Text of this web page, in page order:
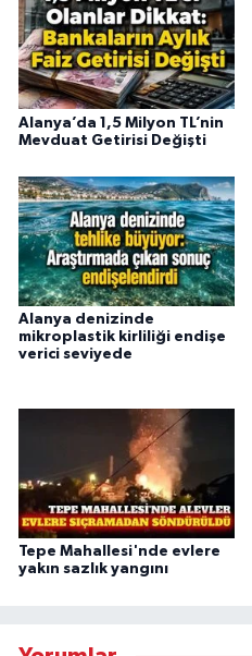
Alanya’da 1,5 Milyon TL’nin
Mevduat Getirisi Değişti
Alanya denizinde
mikroplastik kirliliği endişe
verici seviyede
Tepe Mahallesi'nde evlere
yakın sazlık yangını